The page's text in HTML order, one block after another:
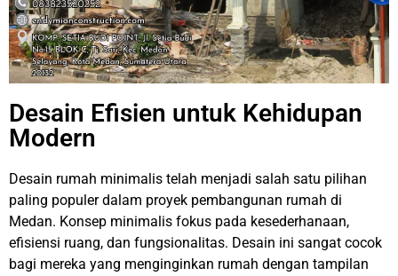
Desain Efisien untuk Kehidupan
Modern
Desain rumah minimalis telah menjadi salah satu pilihan
paling populer dalam proyek pembangunan rumah di
Medan. Konsep minimalis fokus pada kesederhanaan,
efisiensi ruang, dan fungsionalitas. Desain ini sangat cocok
bagi mereka yang menginginkan rumah dengan tampilan